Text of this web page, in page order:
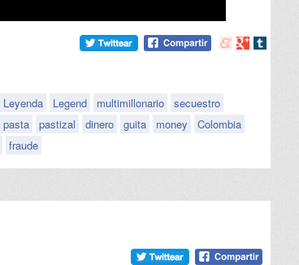
Compartir
Compartir
Compartir
Leyenda Legend multimillonario
secuestro
pasta pastizal dinero guita money
Colombia
fraude